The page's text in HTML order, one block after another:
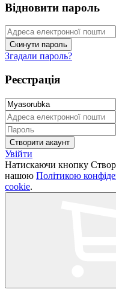
Відновити пароль
Згадали пароль?
Реєстрація
Увійти
Натискаючи кнопку
нашою Політикою
cookie.